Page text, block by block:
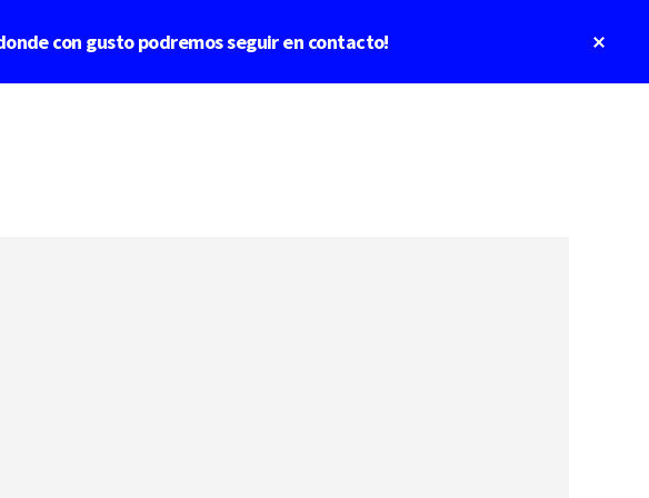
con gusto podremos seguir en contacto!